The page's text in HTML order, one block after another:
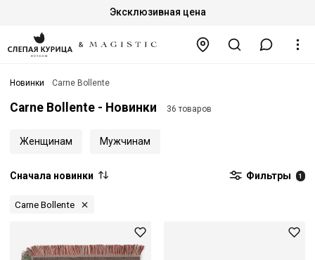
Эксклюзивная цена
Новинки Carne Bollente
Carne Bollente - Новинки 36 товаров
Женщинам Мужчинам
Сначала новинки Фильтры 1
Carne Bollente